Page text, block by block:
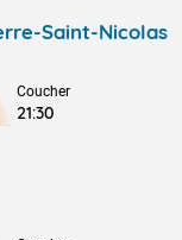
Saint-Nicolas
Coucher
21:30